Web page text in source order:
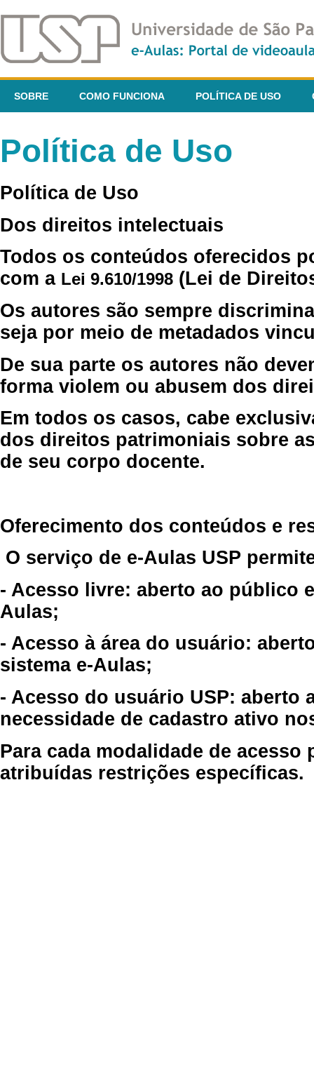
SOBRE COMO FUNCIONA POLÍTICA DE USO
Política de Uso
Política de Uso
Dos direitos intelectuais
Todos os conteúdos oferecidos
com a Lei 9.610/1998 (Lei de
Os autores são sempre
seja por meio de metadados
De sua parte os autores não
forma violem ou abusem dos
Em todos os casos, cabe
dos direitos patrimoniais sobre
de seu corpo docente.
Oferecimento dos conteúdos e
O serviço de e-Aulas USP
- Acesso livre: aberto ao público
Aulas;
- Acesso à área do usuário:
sistema e-Aulas;
- Acesso do usuário USP: aberto
necessidade de cadastro ativo
Para cada modalidade de
atribuídas restrições específicas.